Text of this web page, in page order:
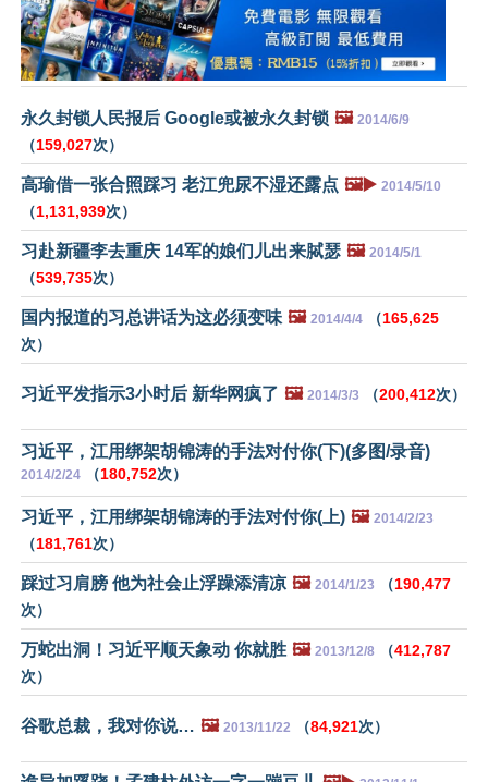
永久封锁人民报后 Google或被永久封锁 🖼️ 2014/6/9
（159,027次）
高瑜借一张合照踩习 老江兜尿不湿还露点 🖼️▶️ 2014/5/10
（1,131,939次）
习赴新疆李去重庆 14军的娘们儿出来脦瑟 🖼️ 2014/5/1
（539,735次）
国内报道的习总讲话为这必须变味 🖼️ 2014/4/4 （165,625
次）
习近平发指示3小时后 新华网疯了 🖼️ 2014/3/3 （200,412次）
习近平，江用绑架胡锦涛的手法对付你(下)(多图/录音)
2014/2/24 （180,752次）
习近平，江用绑架胡锦涛的手法对付你(上) 🖼️ 2014/2/23
（181,761次）
踩过习肩膀 他为社会止浮躁添清凉 🖼️ 2014/1/23 （190,477
次）
万蛇出洞！习近平顺天象动 你就胜 🖼️ 2013/12/8 （412,787
次）
谷歌总裁，我对你说… 🖼️ 2013/11/22 （84,921次）